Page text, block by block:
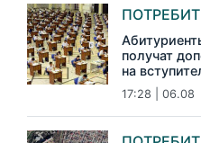
получат
на
17:28 | 06.08